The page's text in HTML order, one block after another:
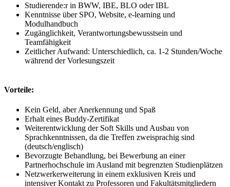
Studierende:r in BWW, IBE, BLO oder IBL
Kenntnisse über SPO, Website, e-learning und
Modulhandbuch
Zugänglichkeit, Verantwortungsbewusstsein und
Teamfähigkeit
Zeitlicher Aufwand: Unterschiedlich, ca. 1-2 Stunden/Woche
während der Vorlesungszeit
Vorteile:
Kein Geld, aber Anerkennung und Spaß
Erhalt eines Buddy-Zertifikat
Weiterentwicklung der Soft Skills und Ausbau von
Sprachkenntnissen, da die Treffen zweisprachig sind
(deutsch/englisch)
Bevorzugte Behandlung, bei Bewerbung an einer
Partnerhochschule im Ausland mit begrenzten Studienplätzen
Netzwerkerweiterung in einem exklusiven Kreis und
intensiver Kontakt zu Professoren und Fakultätsmitgliedern